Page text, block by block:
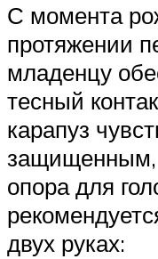
С момента
протяжении
младенцу
тесный
карапуз
защищенным,
опора для
двух руках: